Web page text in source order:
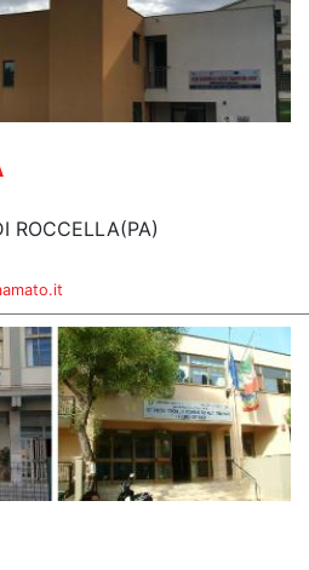
ROCCELLA(PA)